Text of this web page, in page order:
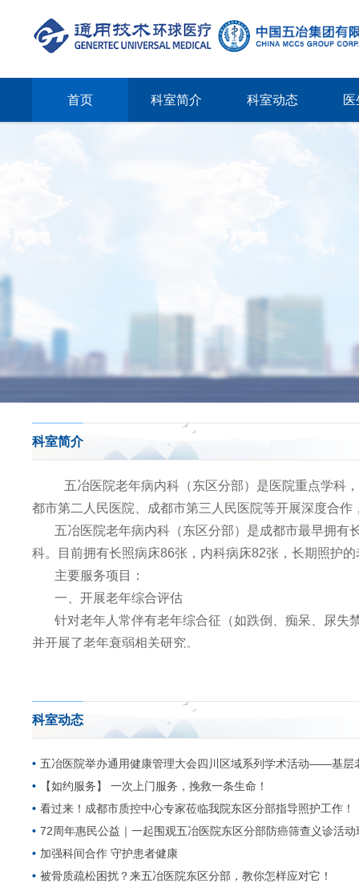
首页 科室简介 科室动态
科室简介
五冶医院老年病内科（东区分部）是医院重点学科
都市第二人民医院、成都市第三人民医院等开展深度合
五冶医院老年病内科（东区分部）是成都市最早拥
科。目前拥有长照病床86张，内科病床82张，长期照护
主要服务项目：
一、开展老年综合评估
针对老年人常伴有老年综合征（如跌倒、痴呆、尿失
并开展了老年衰弱相关研究。
三、多学科团队诊疗模式
老年医学部打破单病种诊疗模式，采用以患者为中
年功能维护的专科特色。
四、特色服务项目
失能（瘫痪）、半失能、失智（老年痴呆）、老年
伤口造口治疗与护理，长照护理、上门护理服务等。
价值主张：科学评估，精准筛查，规范治疗，精准
到院如到家，健康晚年才是幸福晚年！
科室动态
五冶医院举办通用健康管理大会四川区域系列学术活动——基层
【如约服务】 一次上门服务，挽救一条生命！
看过来！成都市质控中心专家莅临我院东区分部指导照护工作！
72周年惠民公益｜一起围观五冶医院东区分部防癌筛查义诊活动
加强科间合作 守护患者健康
被骨质疏松困扰？来五冶医院东区分部，教你怎样应对它！